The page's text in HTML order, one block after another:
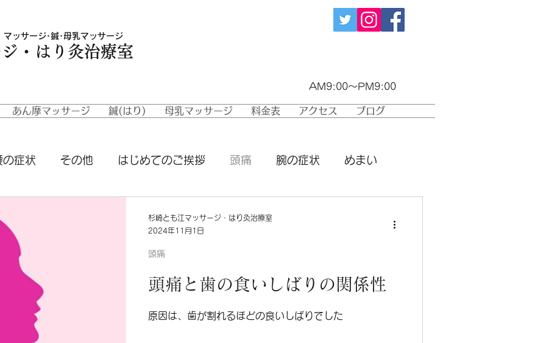
ッサージ･鍼･母乳マッサージ
・はり灸治療室
AM9:00～PM9:00
あん摩マッサージ 鍼(はり) 母乳マッサージ 料金表 アクセス ブログ
の症状 その他 はじめてのご挨拶 頭痛 腕の症状 めまい
頭痛と歯の食いしばりの関係性
原因は、歯が割れるほどの食いしばりでした
頭痛
杉崎とも江マッサージ・はり灸治療室
2024年11月1日